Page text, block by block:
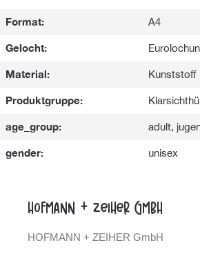
Format: A4
Gelocht:
Material: Kunststoff
Produktgruppe:
age_group: adult,
gender: unisex
Hofmann + Zeiher GmbH
HOFMANN + ZEIHER GmbH